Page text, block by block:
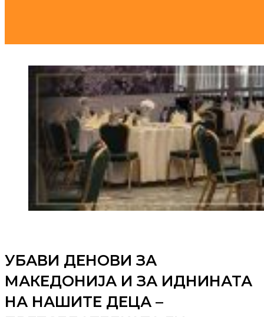
УБАВИ ДЕНОВИ ЗА
МАКЕДОНИЈА И ЗА ИДНИНАТА
НА НАШИТЕ ДЕЦА –